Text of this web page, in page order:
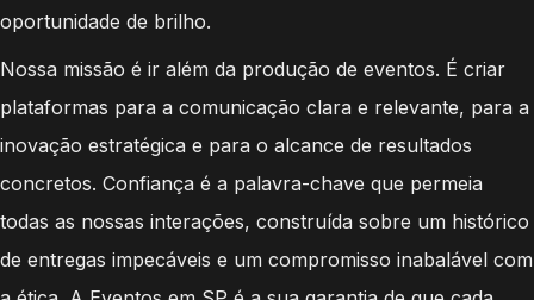
oportunidade de brilho.
Nossa missão é ir além da produção de eventos. É criar
plataformas para a comunicação clara e relevante, para a
inovação estratégica e para o alcance de resultados
concretos. Confiança é a palavra-chave que permeia
todas as nossas interações, construída sobre um histórico
de entregas impecáveis e um compromisso inabalável com